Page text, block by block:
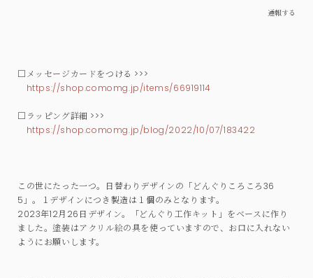
通報する
□メッセージカードをつける >>>
https://shop.comomg.jp/items/66919114
□ラッピング詳細 >>>
https://shop.comomg.jp/blog/2022/10/07/183422
この世にたった一つ。日替わりデザインの「どんぐりころころ36
5」。１デザインにつき製造は１個のみとなります。
2023年12月26日デザイン。「どんぐり工作キット」をベースに作り
ました。塗装はアクリル絵の具を使っていますので、お口に入れない
ようにお願いします。